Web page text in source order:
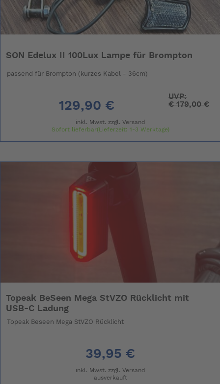
SON Edelux II 100Lux Lampe für Brompton
passend für Brompton (kurzes Kabel - 36cm)
129,90 €
UVP:
€179,00 €
inkl. Mwst. zzgl. Versand
Sofort lieferbar(Lieferzeit: 1-3 Werktage)
Topeak BeSeen Mega StVZO Rücklicht mit
USB-C Ladung
Topeak Beseen Mega StVZO Rücklicht
39,95 €
inkl. Mwst. zzgl. Versand
ausverkauft